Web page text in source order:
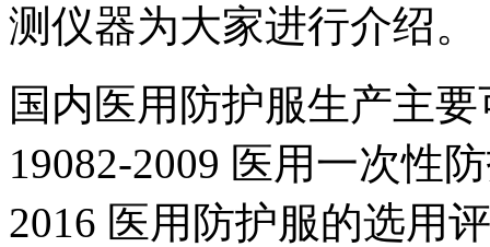
测仪器为大家进行介绍。
国内医用防护服生产主
19082-2009 医用一次性
2016 医用防护服的选用